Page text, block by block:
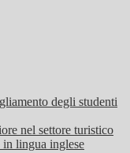
degli studenti
nel settore turistico
in lingua inglese